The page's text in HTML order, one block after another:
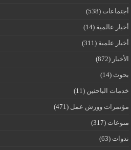
أجتماعات (538)
أخبار عالمية (14)
أخبار علمية (311)
الأخبار (872)
بحوث (14)
خدمات الباحثين (11)
مؤتمرات وورش عمل (471)
منوعات (317)
ندوات (63)